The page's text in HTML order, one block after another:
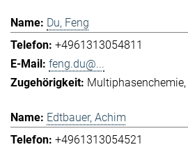
Du, Feng
+4961313054811
feng.du@...
Multiphasenchemie
Edtbauer, Achim
+4961313054521